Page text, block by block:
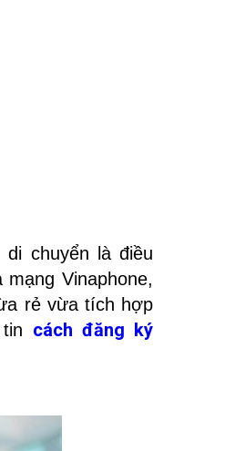
chuyển là điều
Vinaphone,
rẻ vừa tích hợp
cách đăng ký